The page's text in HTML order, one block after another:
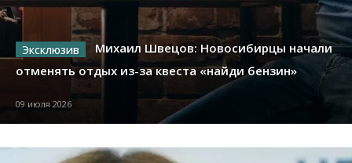
Михаил Швецов: Новосибирцы начали
отменять отдых из-за квеста «найди бензин»
09 июля 2026